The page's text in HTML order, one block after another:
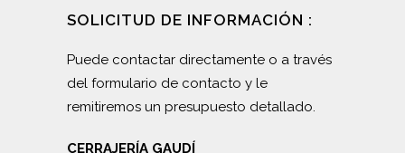
SOLICITUD DE INFORMACIÓN :
Puede contactar directamente o a través
del formulario de contacto y le
remitiremos un presupuesto detallado.
CERRAJERÍA GAUDÍ